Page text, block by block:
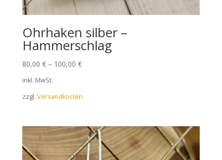
Ohrhaken silber –
Hammerschlag
80,00 €– 100,00 €
inkl. MwSt.
zzgl. Versandkosten